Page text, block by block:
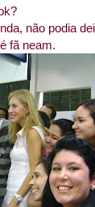
não podia
fã neam.